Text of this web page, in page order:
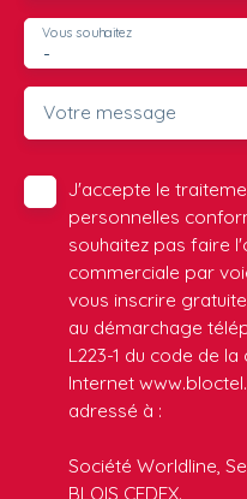
-
Vous souhaitez
Votre message
J'accepte le
personnelles
souhaitez pas faire
commerciale par
vous inscrire
au démarchage
L223-1 du code de
Internet
adressé à :
Société Worldline,
BLOIS CEDEX.